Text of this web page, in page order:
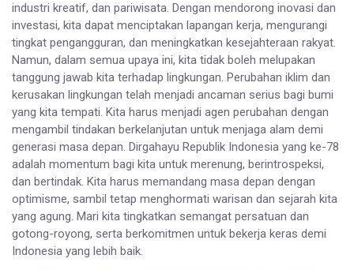
industri kreatif, dan pariwisata. Dengan mendorong inovasi dan
investasi, kita dapat menciptakan lapangan kerja, mengurangi
tingkat pengangguran, dan meningkatkan kesejahteraan rakyat.
Namun, dalam semua upaya ini, kita tidak boleh melupakan
tanggung jawab kita terhadap lingkungan. Perubahan iklim dan
kerusakan lingkungan telah menjadi ancaman serius bagi bumi
yang kita tempati. Kita harus menjadi agen perubahan dengan
mengambil tindakan berkelanjutan untuk menjaga alam demi
generasi masa depan. Dirgahayu Republik Indonesia yang ke-78
adalah momentum bagi kita untuk merenung, berintrospeksi,
dan bertindak. Kita harus memandang masa depan dengan
optimisme, sambil tetap menghormati warisan dan sejarah kita
yang agung. Mari kita tingkatkan semangat persatuan dan
gotong-royong, serta berkomitmen untuk bekerja keras demi
Indonesia yang lebih baik.